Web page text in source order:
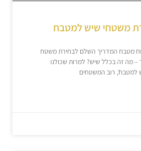
משטחי שיש למטבח
מטבח המדריך השלם לבחירת משטח
מה זה בכלל שיש? למרות שכולנו
למטבח', רוב המשטחים